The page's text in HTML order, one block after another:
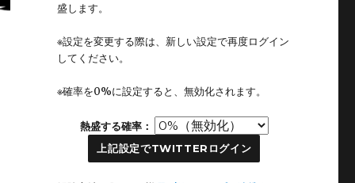
盛します。
※設定を変更する際は、新しい設定で再度ログイン
してください。
※確率を0%に設定すると、無効化されます。
熱盛する確率：
上記設定でTWITTERログイン